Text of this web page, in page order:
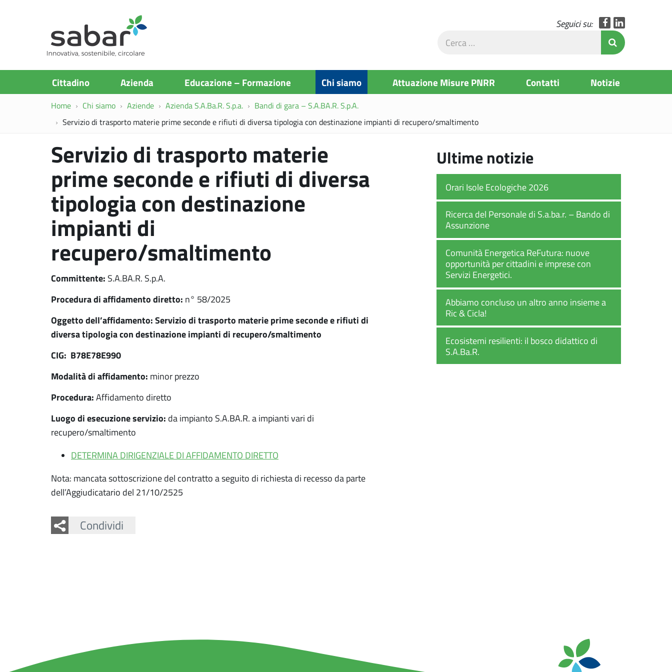
Seguici su: Facebook
Cerca
Invia Ricerca
Cittadino Azienda Educazione – Formazione Chi siamo Attuazione Misure PNRR Contatti Notizie
Home Chi siamo Aziende Azienda S.A.Ba.R. S.p.a.
Bandi di gara – S.A.BA.R. S.p.A.
Servizio di trasporto materie prime seconde e rifiuti di diversa tipologia con destinazione impianti di recupero/smaltimento
Servizio di trasporto materie
prime seconde e rifiuti di diversa
tipologia con destinazione
impianti di
recupero/smaltimento
Committente: S.A.BA.R. S.p.A.
Procedura di affidamento diretto: n° 58/2025
Oggetto dell’affidamento: Servizio di trasporto materie prime seconde e rifiuti di
diversa tipologia con destinazione impianti di recupero/smaltimento
CIG: B78E78E990
Modalità di affidamento: minor prezzo
Procedura: Affidamento diretto
Luogo di esecuzione servizio: da impianto S.A.BA.R. a impianti vari di
recupero/smaltimento
DETERMINA DIRIGENZIALE DI AFFIDAMENTO DIRETTO
Nota: mancata sottoscrizione del contratto a seguito di richiesta di recesso da parte
dell’Aggiudicatario del 21/10/2525
Condividi
Facebook
Twitter
Ultime notizie
Orari Isole Ecologiche 2026
Ricerca del Personale di S.a.ba.r. – Bando di
Assunzione
Comunità Energetica ReFutura: nuove
opportunità per cittadini e imprese con
Servizi Energetici.
Abbiamo concluso un altro anno insieme a
Ric & Cicla!
Ecosistemi resilienti: il bosco didattico di
S.A.Ba.R.